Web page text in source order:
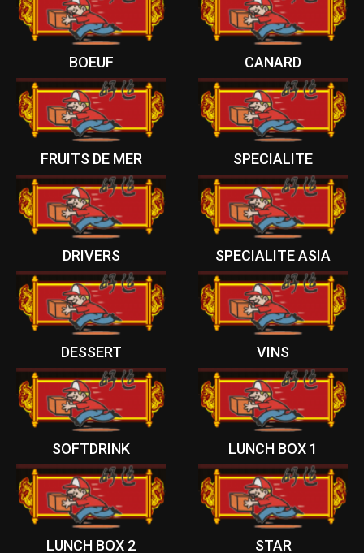
BOEUF CANARD
FRUITS DE MER SPECIALITE
DRIVERS SPECIALITE ASIA
DESSERT VINS
SOFTDRINK LUNCH BOX 1
LUNCH BOX 2 STAR